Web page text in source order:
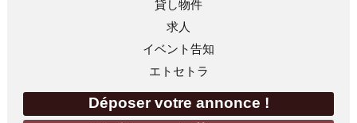
貸し物件
求人
イベント告知
エトセトラ
Déposer votre annonce !